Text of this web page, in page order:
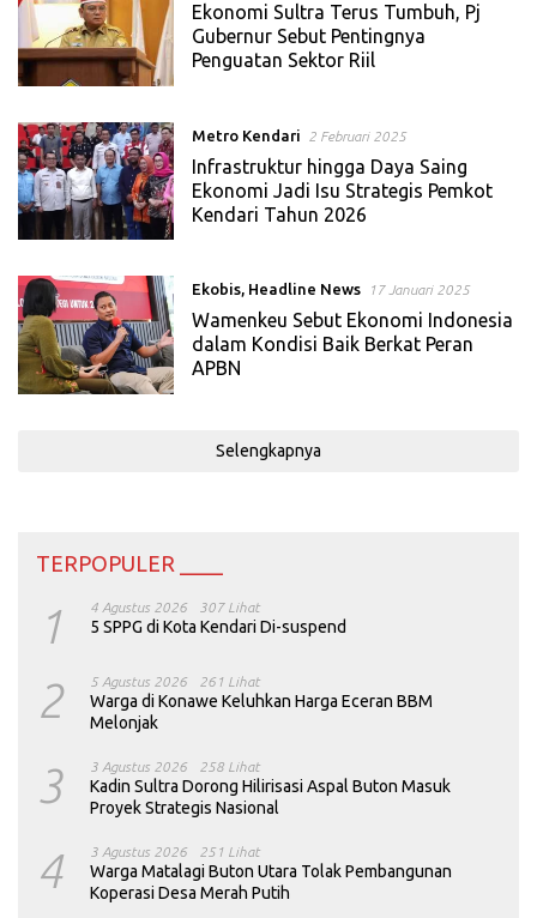
Ekonomi Sultra Terus Tumbuh, Pj
Gubernur Sebut Pentingnya
Penguatan Sektor Riil
Metro Kendari 2 Februari 2025
Infrastruktur hingga Daya Saing
Ekonomi Jadi Isu Strategis Pemkot
Kendari Tahun 2026
Ekobis, Headline News 17 Januari 2025
Wamenkeu Sebut Ekonomi Indonesia
dalam Kondisi Baik Berkat Peran
APBN
Selengkapnya
TERPOPULER ____
1 4 Agustus 2026 307 Lihat
5 SPPG di Kota Kendari Di-suspend
2 5 Agustus 2026 261 Lihat
Warga di Konawe Keluhkan Harga Eceran BBM
Melonjak
3 3 Agustus 2026 258 Lihat
Kadin Sultra Dorong Hilirisasi Aspal Buton Masuk
Proyek Strategis Nasional
4 3 Agustus 2026 251 Lihat
Warga Matalagi Buton Utara Tolak Pembangunan
Koperasi Desa Merah Putih